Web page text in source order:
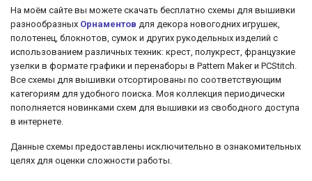
На моём сайте вы можете скачать бесплатно схемы для вышивки
разнообразных Орнаментов для декора новогодних игрушек,
полотенец, блокнотов, сумок и других рукодельных изделий с
использованием различных техник: крест, полукрест, французкие
узелки в формате графики и перенаборы в Pattern Maker и PCStitch.
Все схемы для вышивки отсортированы по соответствующим
категориям для удобного поиска. Моя коллекция периодически
пополняется новинками схем для вышивки из свободного доступа
в интернете.
Данные схемы предоставлены исключительно в ознакомительных
целях для оценки сложности работы.